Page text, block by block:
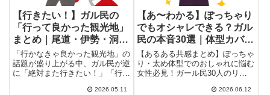
【行きたい！】ガル民の
「行って良かった観光地」
まとめ｜尾道・伊勢・洞窟
温泉…「また行きたい」の
声続出
「行かなきゃ良かった観光地」の
話題が盛り上がる中、ガル民が逆
に「絶対また行きたい！」「行っ
2026.05.11
【あ〜わかる】ぽっちゃり
でもオシャレできる？ガル
民の本音30選｜体型カバ
ー・色選び・サイズ探しの
正解
【あるある共感まとめ】ぽっちゃ
り・太め体型でのおしゃれに悩む
女性必見！ガール民30人のリア
意、明るい色を使ったコーデ術、
2026.06.12